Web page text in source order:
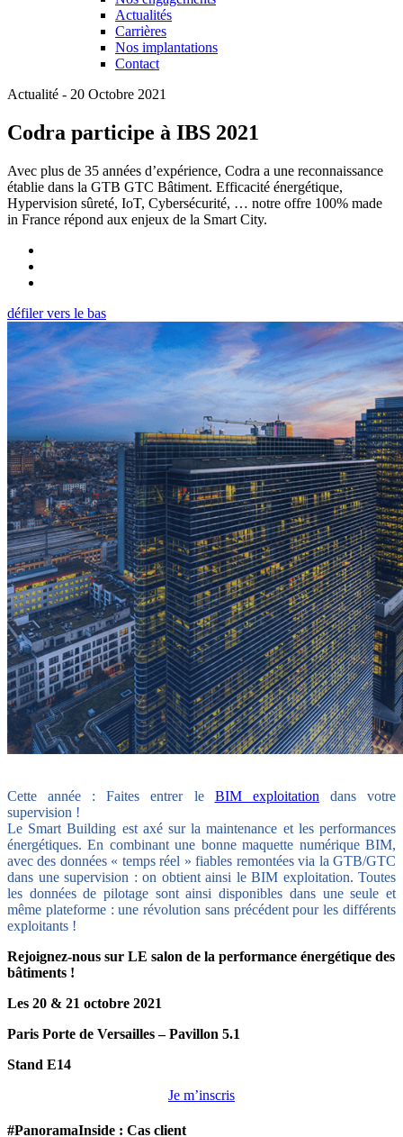
Actualités
Carrières
Nos implantations
Contact
Actualité - 20 Octobre 2021
Codra participe à IBS 2021
Avec plus de 35 années d’expérience, Codra a une reconnaissance
établie dans la GTB GTC Bâtiment. Efficacité énergétique,
Hypervision sûreté, IoT, Cybersécurité, … notre offre 100% made
in France répond aux enjeux de la Smart City.
défiler vers le bas
Cette année : Faites entrer le BIM exploitation dans votre
supervision !
Le Smart Building est axé sur la maintenance et les performances
énergétiques. En combinant une bonne maquette numérique BIM,
avec des données « temps réel » fiables remontées via la GTB/GTC
dans une supervision : on obtient ainsi le BIM exploitation. Toutes
les données de pilotage sont ainsi disponibles dans une seule et
même plateforme : une révolution sans précédent pour les différents
exploitants !
Rejoignez-nous sur LE salon de la performance énergétique des
bâtiments !
Les 20 & 21 octobre 2021
Paris Porte de Versailles – Pavillon 5.1
Stand E14
Je m’inscris
#PanoramaInside : Cas client